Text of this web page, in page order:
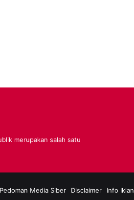
merupakan salah satu
Pedoman Media Siber Disclaimer Info Iklan